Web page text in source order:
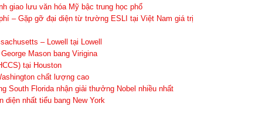
giao lưu văn hóa Mỹ bậc trung học phổ
– Gặp gỡ đại diện từ trường ESLI tại Việt Nam giá trị
– Lowell tại Lowell
Mason bang Virigina
tại Houston
chất lượng cao
South Florida nhận giải thưởng Nobel nhiều nhất
nhất tiểu bang New York